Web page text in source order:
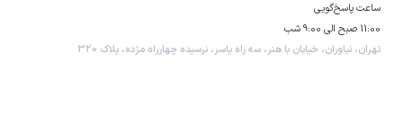
ساعت پاسخ‌گویی
11:00 صبح الی 9:00 شب
تهران، نیاوران، خیابان با هنر، سه راه یاسر، نرسیده چهارراه مژده، پلاک 320